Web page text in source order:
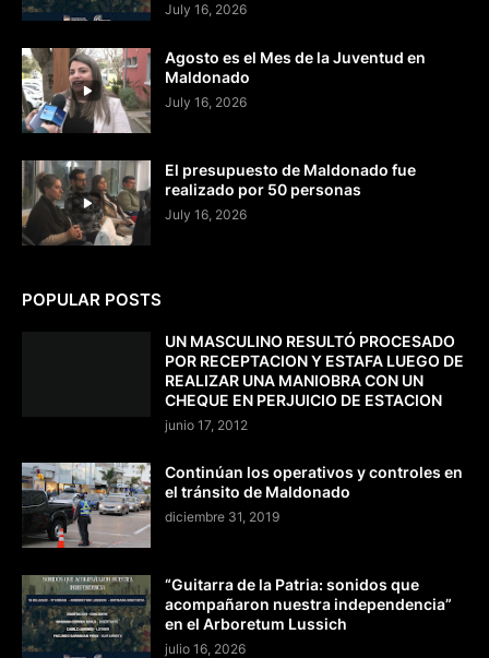
July 16, 2026
Agosto es el Mes de la Juventud en
Maldonado
July 16, 2026
El presupuesto de Maldonado fue
realizado por 50 personas
July 16, 2026
POPULAR POSTS
UN MASCULINO RESULTÓ PROCESADO
POR RECEPTACION Y ESTAFA LUEGO DE
REALIZAR UNA MANIOBRA CON UN
CHEQUE EN PERJUICIO DE ESTACION
junio 17, 2012
Continúan los operativos y controles en
el tránsito de Maldonado
diciembre 31, 2019
“Guitarra de la Patria: sonidos que
acompañaron nuestra independencia”
en el Arboretum Lussich
julio 16, 2026